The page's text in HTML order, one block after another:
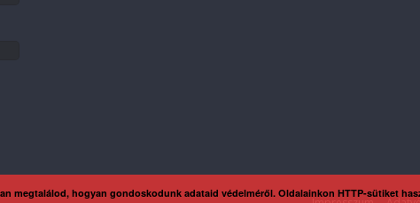
megtalálod, hogyan gondoskodunk adataid védelméről. Oldalainkon HTTP-sütiket